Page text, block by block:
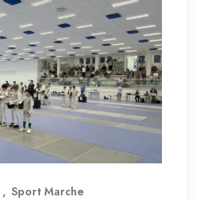
Sport Marche